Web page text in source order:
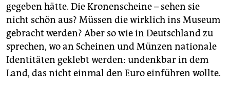
gegeben hätte. Die Kronenscheine – sehen sie
nicht schön aus? Müssen die wirklich ins Museum
gebracht werden? Aber so wie in Deutschland zu
sprechen, wo an Scheinen und Münzen nationale
Identitäten geklebt werden: undenkbar in dem
Land, das nicht einmal den Euro einführen wollte.